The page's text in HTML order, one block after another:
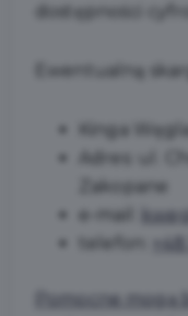
dostępności
Ewentualną
Kinga
Adres:
ul.
Zakopane
e-mail:
telefon:
Pomocne